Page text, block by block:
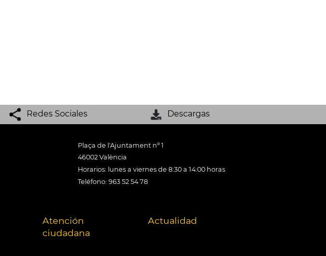
Redes Sociales Descargas
Plaça de l'Ajuntament nº 1
46002 València
Horarios: lunes a viernes de 8:30 a 14:00 horas
Teléfono: 963 52 54 78
Atención
ciudadana
Actualidad